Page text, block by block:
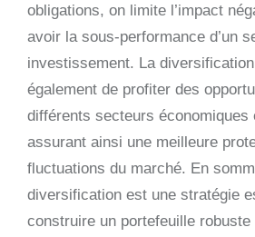
obligations, on limite l’impact
avoir la sous-performance d’un
investissement. La
également de profiter des
différents secteurs économiques
assurant ainsi une meilleure
fluctuations du marché. En
diversification est une stratégie
construire un portefeuille